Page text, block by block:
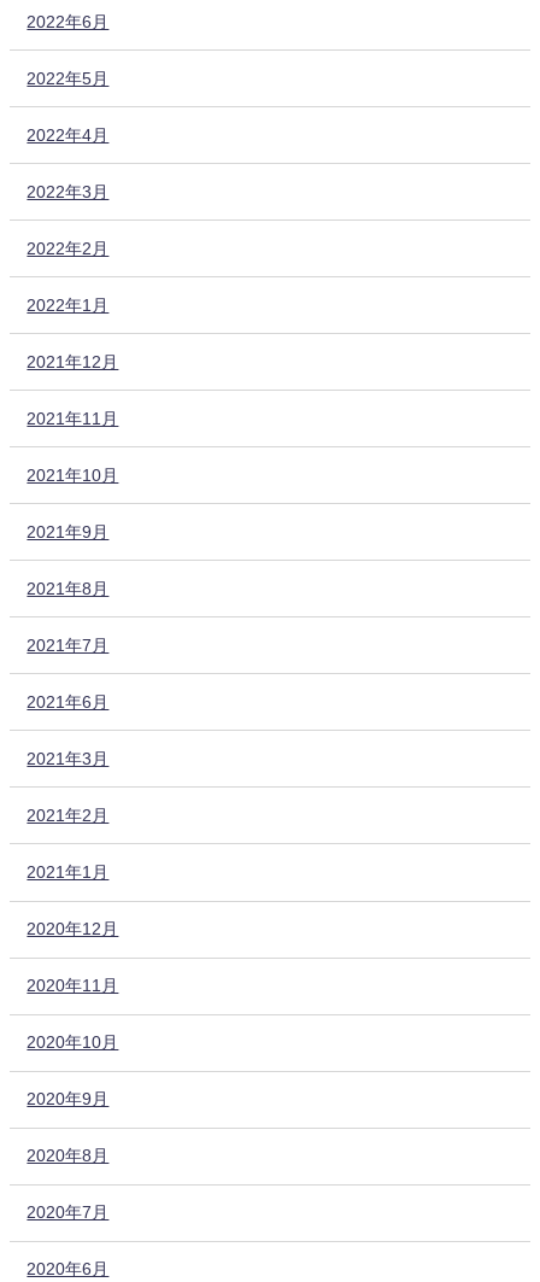
2022年6月
2022年5月
2022年4月
2022年3月
2022年2月
2022年1月
2021年12月
2021年11月
2021年10月
2021年9月
2021年8月
2021年7月
2021年6月
2021年3月
2021年2月
2021年1月
2020年12月
2020年11月
2020年10月
2020年9月
2020年8月
2020年7月
2020年6月